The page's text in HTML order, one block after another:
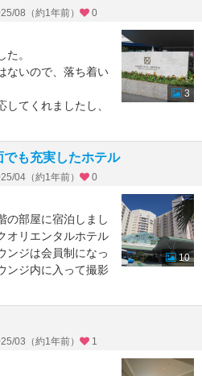
08（約1年前） 0
。
ないので、落ち着い
てくれましたし、
会場は広い
3
も充実したホテル
04（約1年前） 0
の部屋に宿泊しまし
オリエンタルホテル
ンジは会員制になっ
ンジ内に入って撮影
10
03（約1年前） 1